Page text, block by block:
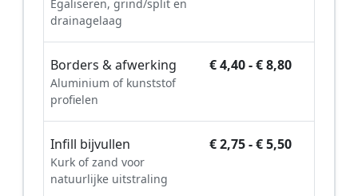
Egaliseren, grind/split en
drainagelaag
Borders & afwerking
Aluminium of kunststof
profielen
€ 4,40 - € 8,80
Infill bijvullen
Kurk of zand voor
natuurlijke uitstraling
€ 2,75 - € 5,50